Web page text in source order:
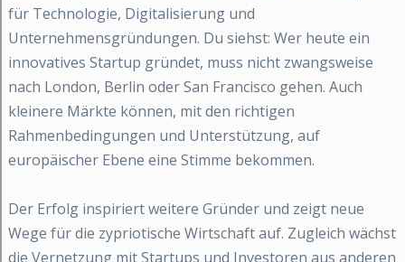
für Technologie, Digitalisierung und
Unternehmensgründungen. Du siehst: Wer heute ein
innovatives Startup gründet, muss nicht zwangsweise
nach London, Berlin oder San Francisco gehen. Auch
kleinere Märkte können, mit den richtigen
Rahmenbedingungen und Unterstützung, auf
europäischer Ebene eine Stimme bekommen.
Der Erfolg inspiriert weitere Gründer und zeigt neue
Wege für die zypriotische Wirtschaft auf. Zugleich wächst
die Vernetzung mit Startups und Investoren aus anderen